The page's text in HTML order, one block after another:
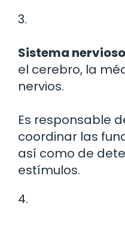
3.
Sistema
el cerebro, la
nervios.
Es responsable
coordinar las
así como de
estímulos.
4.